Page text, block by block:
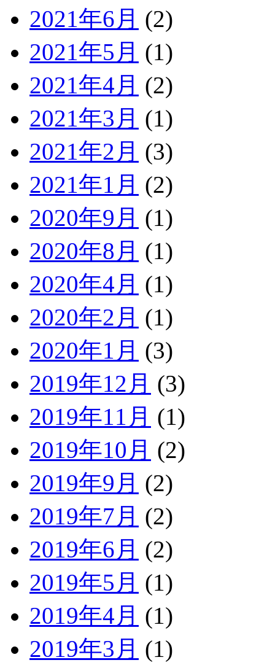
2021年6月 (2)
2021年5月 (1)
2021年4月 (2)
2021年3月 (1)
2021年2月 (3)
2021年1月 (2)
2020年9月 (1)
2020年8月 (1)
2020年4月 (1)
2020年2月 (1)
2020年1月 (3)
2019年12月 (3)
2019年11月 (1)
2019年10月 (2)
2019年9月 (2)
2019年7月 (2)
2019年6月 (2)
2019年5月 (1)
2019年4月 (1)
2019年3月 (1)